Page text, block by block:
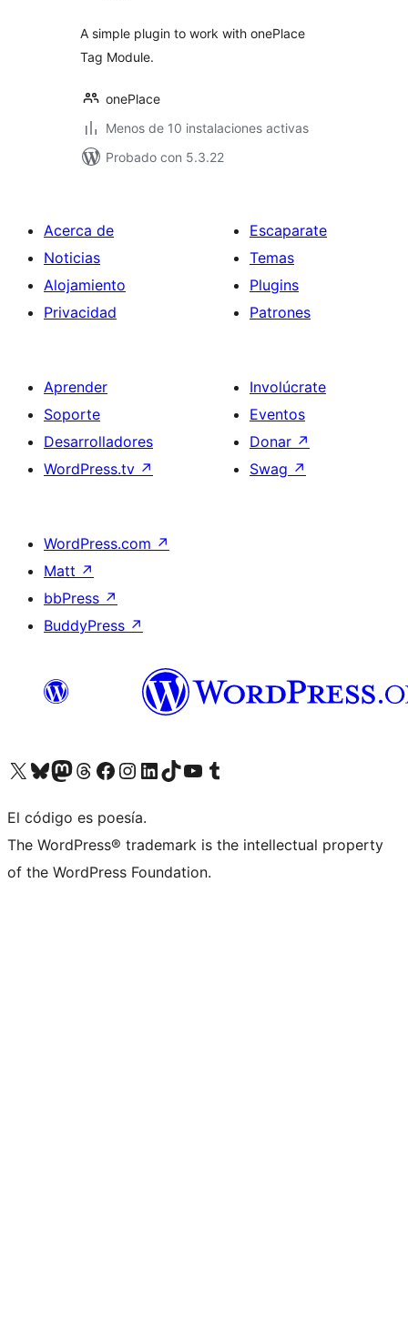
A simple plugin to work with onePlace
Tag Module.
onePlace
Menos de 10 instalaciones activas
Probado con 5.3.22
Acerca de
Noticias
Alojamiento
Privacidad
Escaparate
Temas
Plugins
Patrones
Aprender
Soporte
Desarrolladores
WordPress.tv ↗
Involúcrate
Eventos
Donar ↗
Swag ↗
WordPress.com ↗
Matt ↗
bbPress ↗
BuddyPress ↗
Visita nuestra cuenta de X (anteriormente Twitter)
Visit our Bluesky account
Visit our Mastodon account
Visit our Threads account
Visita nuestra página de Facebook
Visita nuestra cuenta de Instagram
Visita nuestra cuenta de LinkedIn
Visit our TikTok account
Visita nuestro canal de YouTube
Visit our Tumblr account
El código es poesía.
The WordPress® trademark is the intellectual property
of the WordPress Foundation.